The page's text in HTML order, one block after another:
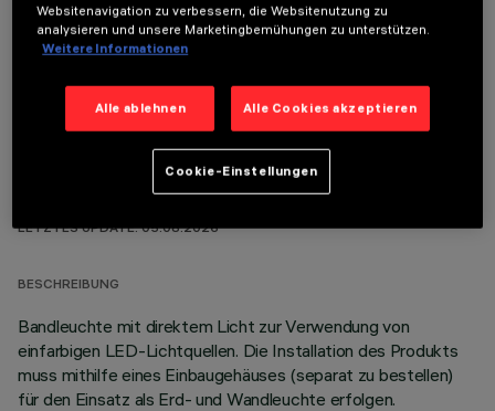
OPTIONALE KOMPONENTEN
TECHNISCHE DATEN
LETZTES UPDATE: 05.08.2026
BESCHREIBUNG
Bandleuchte mit direktem Licht zur Verwendung von
einfarbigen LED-Lichtquellen. Die Installation des Produkts
muss mithilfe eines Einbaugehäuses (separat zu bestellen)
für den Einsatz als Erd- und Wandleuchte erfolgen.
Websitenavigation zu verbessern, die Websitenutzung zu
analysieren und unsere Marketingbemühungen zu unterstützen.
Weitere Informationen
Alle ablehnen Alle Cookies akzeptieren
Cookie-Einstellungen